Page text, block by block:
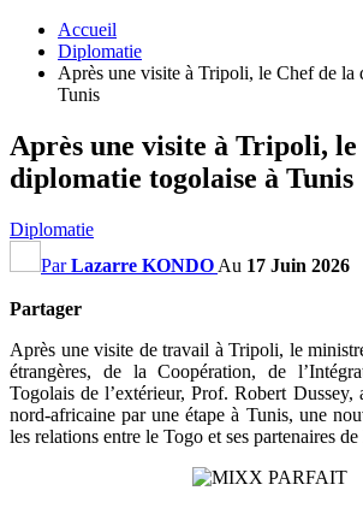
Accueil
Diplomatie
Après une visite à Tripoli, le Chef de la
Tunis
Après une visite à Tripoli, le
diplomatie togolaise à Tunis
Diplomatie
ParLazarre KONDO Au 17 Juin 2026
Partager
Après une visite de travail à Tripoli, le
étrangères, de la Coopération, de
Togolais de l’extérieur, Prof. Robert Dussey,
nord-africaine par une étape à Tunis, une
les relations entre le Togo et ses partenaires